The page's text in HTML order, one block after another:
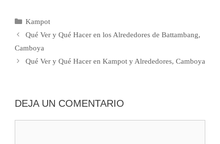
Categorías
Kampot
Qué Ver y Qué Hacer en los Alrededores de Battambang,
Camboya
Qué Ver y Qué Hacer en Kampot y Alrededores, Camboya
DEJA UN COMENTARIO